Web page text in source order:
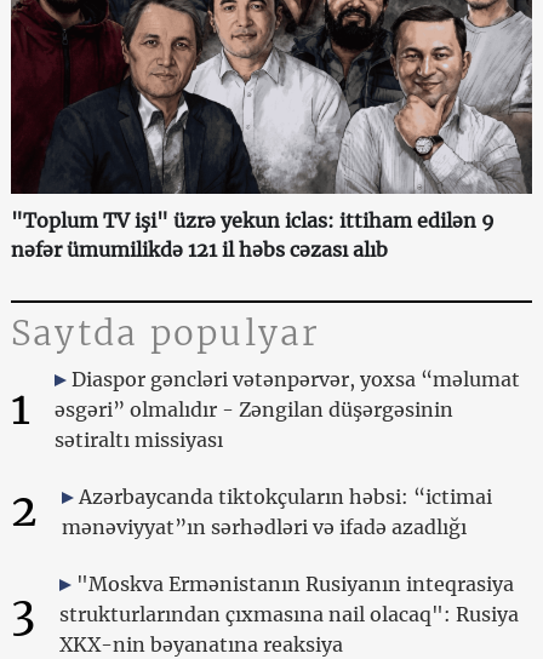
"Toplum TV işi" üzrə yekun iclas: ittiham edilən 9
nəfər ümumilikdə 121 il həbs cəzası alıb
Saytda populyar
1
Diaspor gəncləri vətənpərvər, yoxsa “məlumat
əsgəri” olmalıdır - Zəngilan düşərgəsinin
sətiraltı missiyası
2
Azərbaycanda tiktokçuların həbsi: “ictimai
mənəviyyat”ın sərhədləri və ifadə azadlığı
3
"Moskva Ermənistanın Rusiyanın inteqrasiya
strukturlarından çıxmasına nail olacaq": Rusiya
XKX-nin bəyanatına reaksiya